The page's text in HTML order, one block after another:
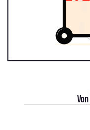
Von